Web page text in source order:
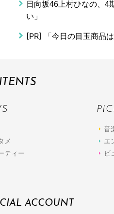
日向坂46上村ひなの、4
い」
[PR] 「今日の目玉商品
メ
ティー
音
エ
ビ
ACCOUNT